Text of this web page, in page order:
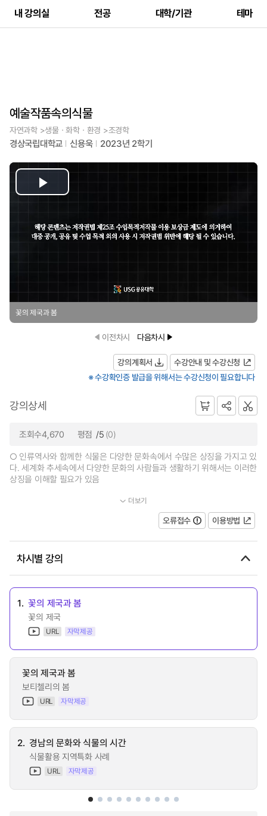
내 강의실 전공 대학/기관 테마
예술작품속의식물
자연과학 >생물ㆍ화학ㆍ환경 >조경학
경상국립대학교 신용욱 2023년 2학기
Play
Video
꽃의 제국과 봄
이전차시 다음차시
강의계획서
수강안내 및 수강신청
※ 수강확인증 발급을 위해서는 수강신청이 필요합니다
강의상세
조회수4,670 평점 /5 (0)
○ 인류역사와 함께한 식물은 다양한 문화속에서 수많은 상징을 가지고 있
다. 세계화 추세속에서 다양한 문화의 사람들과 생활하기 위해서는 이러한
상징을 이해할 필요가 있음
더보기
오류접수 이용방법
차시별 강의
1. 꽃의 제국과 봄
꽃의 제국
URL 자막제공
꽃의 제국과 봄
보티첼리의 봄
URL 자막제공
2. 경남의 문화와 식물의 시간
식물활용 지역특화 사례
URL 자막제공